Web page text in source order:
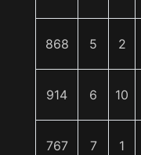
868 5 2
914 6 10
767 7 1